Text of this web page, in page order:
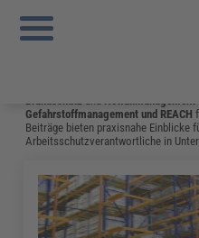
Sie sind hier:
Ausbildung und Aufgaben
Hier gibt es aktuelles Fachwissen zu
Gefahrstoffmanagementund REACH
Beiträge bieten praxisnahe Einblicke
Arbeitsschutzverantwortliche in